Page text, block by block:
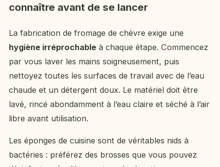
connaître avant de se lancer
La fabrication de fromage de chèvre exige une
hygiène irréprochable à chaque étape. Commencez
par vous laver les mains soigneusement, puis
nettoyez toutes les surfaces de travail avec de l’eau
chaude et un détergent doux. Le matériel doit être
lavé, rincé abondamment à l’eau claire et séché à l’air
libre avant utilisation.
Les éponges de cuisine sont de véritables nids à
bactéries : préférez des brosses que vous pouvez